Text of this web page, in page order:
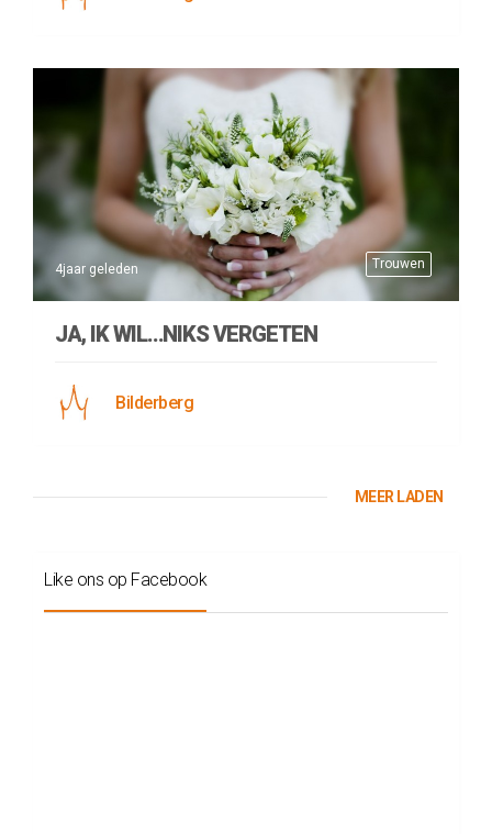
Trouwen
4jaar geleden
JA, IK WIL…NIKS VERGETEN
Bilderberg
MEER LADEN
Like ons op Facebook